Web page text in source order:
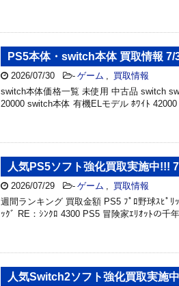
PS5本体・switch本体 買取情報 7/
2026/07/30 - ゲーム , 買取情報
switch本体価格一覧 未使用 中古品 switch
20000 switch本体 有機ELモデル ﾎﾜｲﾄ
人気PS5ソフト強化買取実施中!!!
2026/07/29 - ゲーム , 買取情報
週間ランキング 買取金額 PS5 ﾌﾟﾛ野球ｽﾋﾟﾘ
ｯｸﾞ RE：ｼﾝｸﾛ 4300 PS5 冒険家ｴﾘｵｯﾄの千
人気Switch2ソフト強化買取実施